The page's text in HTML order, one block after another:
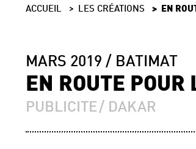
ACCUEIL LES CRÉATIONS EN
MARS 2019 BATIMAT
EN ROUTE POUR
PUBLICITE DAKAR